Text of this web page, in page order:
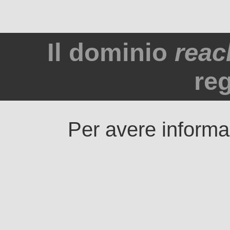
Il dominio
Per avere